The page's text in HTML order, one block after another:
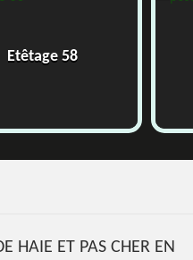
Etêtage 58
HAIE ET PAS CHER EN